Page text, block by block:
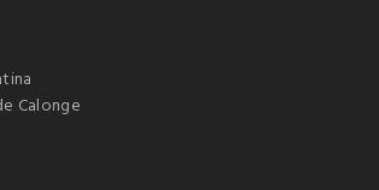
Calonge